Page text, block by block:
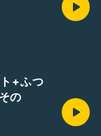
+ふつ
の